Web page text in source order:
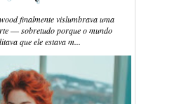
finalmente vislumbrava uma
― sobretudo porque o mundo
que ele estava m...